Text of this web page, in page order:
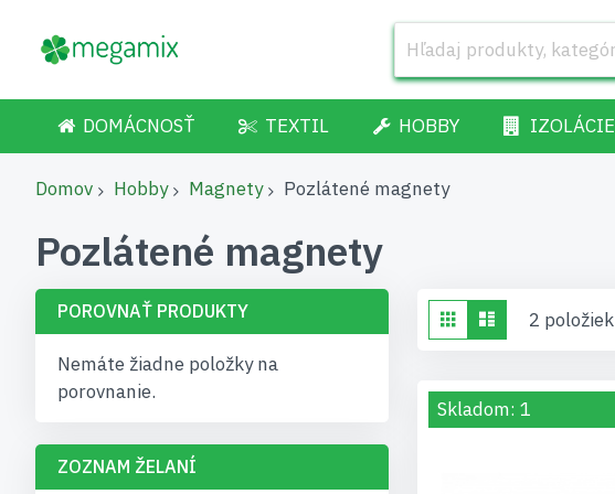
DOMÁCNOSŤ TEXTIL HOBBY IZOLÁCIE
Domov Hobby Magnety Pozlátené magnety
Pozlátené magnety
Zobraziť
ako
Grid Zoznam
2 položiek
Skladom: 1
POROVNAŤ PRODUKTY
Nemáte žiadne položky na
porovnanie.
ZOZNAM ŽELANÍ